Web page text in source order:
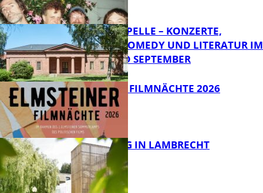
FB Kultur
FB Kultur
FB Kultur
FRIEDENSKAPELLE – KONZERTE,
KABARETT, COMEDY UND LITERATUR IM
AUGUST UND SEPTEMBER
FB Kultur
ELMSTEINER FILMNÄCHTE 2026
ERLEBNISTAG IN LAMBRECHT